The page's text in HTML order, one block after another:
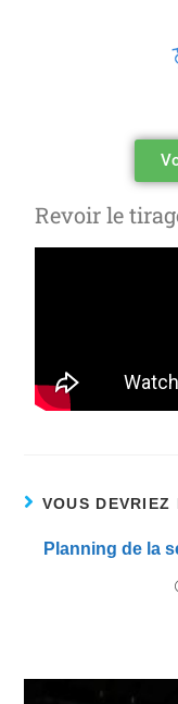
Revoir le
VOUS DEVRIEZ
Planning de la